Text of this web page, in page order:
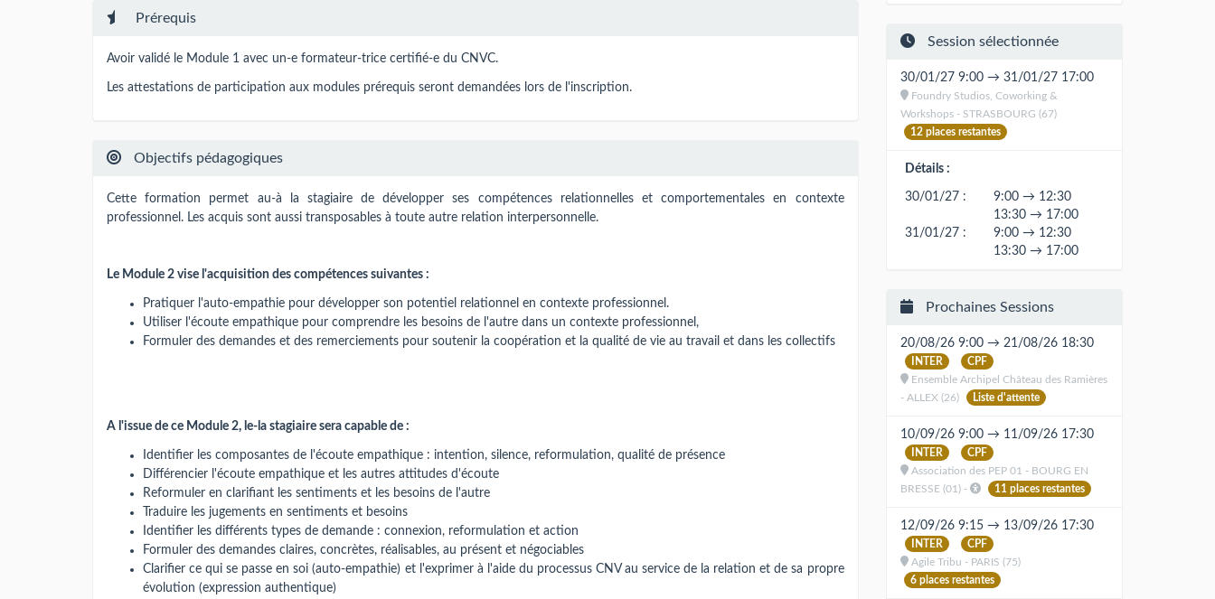
Prérequis
Avoir validé le Module 1 avec un-e formateur-trice certifié-e du CNVC.
Les attestations de participation aux modules prérequis seront demandées lors de l'inscription.
Objectifs pédagogiques
Cette formation permet au-à la stagiaire de développer ses compétences relationnelles et comportementales en contexte
professionnel. Les acquis sont aussi transposables à toute autre relation interpersonnelle.
Le Module 2 vise l'acquisition des compétences suivantes :
Pratiquer l'auto-empathie pour développer son potentiel relationnel en contexte professionnel.
Utiliser l'écoute empathique pour comprendre les besoins de l'autre dans un contexte professionnel,
Formuler des demandes et des remerciements pour soutenir la coopération et la qualité de vie au travail et dans les collectifs
A l'issue de ce Module 2, le-la stagiaire sera capable de :
Identifier les composantes de l'écoute empathique : intention, silence, reformulation, qualité de présence
Différencier l'écoute empathique et les autres attitudes d'écoute
Reformuler en clarifiant les sentiments et les besoins de l'autre
Traduire les jugements en sentiments et besoins
Identifier les différents types de demande : connexion, reformulation et action
Formuler des demandes claires, concrètes, réalisables, au présent et négociables
Clarifier ce qui se passe en soi (auto-empathie) et l'exprimer à l'aide du processus CNV au service de la relation et de sa propre
évolution (expression authentique)
Session sélectionnée
30/01/27 9:00 → 31/01/27 17:00
Foundry Studios, Coworking &
Workshops - STRASBOURG (67)
12 places restantes
Détails :
30/01/27 :
9:00 → 12:30
13:30 → 17:00
31/01/27 :
9:00 → 12:30
13:30 → 17:00
Prochaines Sessions
20/08/26 9:00 → 21/08/26 18:30
INTER
CPF
Ensemble Archipel Château des Ramières
- ALLEX (26)
Liste d'attente
10/09/26 9:00 → 11/09/26 17:30
INTER
CPF
Association des PEP 01 - BOURG EN
BRESSE (01) -
11 places restantes
12/09/26 9:15 → 13/09/26 17:30
INTER
CPF
Agile Tribu - PARIS (75)
6 places restantes